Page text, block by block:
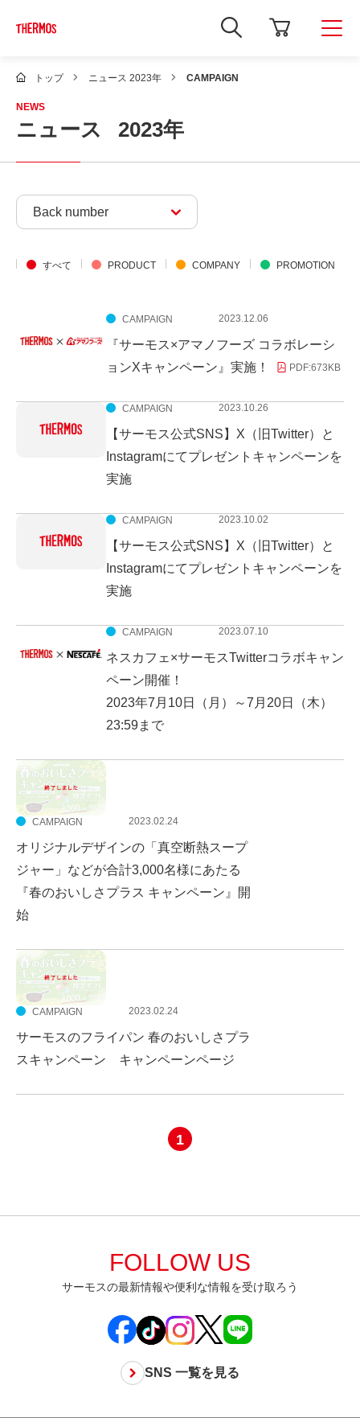
新
し
ィ
イ
ま
トップ ニュース 2023年 CAMPAIGN
NEWS
ニュース 2023年
Back number
すべて PRODUCT COMPANY PROMOTION
CAMPAIGN 2023.12.06
『サーモス×アマノフーズ コラボレーシ
ョンXキャンペーン』実施！
PDF:673KB
CAMPAIGN 2023.10.26
【サーモス公式SNS】X（旧Twitter）と
Instagramにてプレゼントキャンペーンを
実施
CAMPAIGN 2023.10.02
【サーモス公式SNS】X（旧Twitter）と
Instagramにてプレゼントキャンペーンを
実施
CAMPAIGN 2023.07.10
ネスカフェ×サーモスTwitterコラボキャン
ペーン開催！
2023年7月10日（月）～7月20日（木）
23:59まで
CAMPAIGN 2023.02.24
オリジナルデザインの「真空断熱スープ
ジャー」などが合計3,000名様にあたる
『春のおいしさプラス キャンペーン』開
始
CAMPAIGN 2023.02.24
サーモスのフライパン 春のおいしさプラ
スキャンペーン キャンペーンページ
1
FOLLOW US
サーモスの最新情報や便利な情報を受け取ろう
SNS 一覧を見る